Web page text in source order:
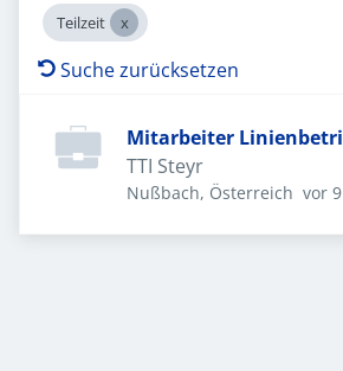
Teilzeit
Suche zurücksetzen
Mitarbeiter
TTI Steyr
Nußbach, Österreich vor